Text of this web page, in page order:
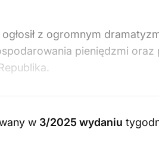
z ogromnym
pieniędzmi
w 3/2025 wydaniu